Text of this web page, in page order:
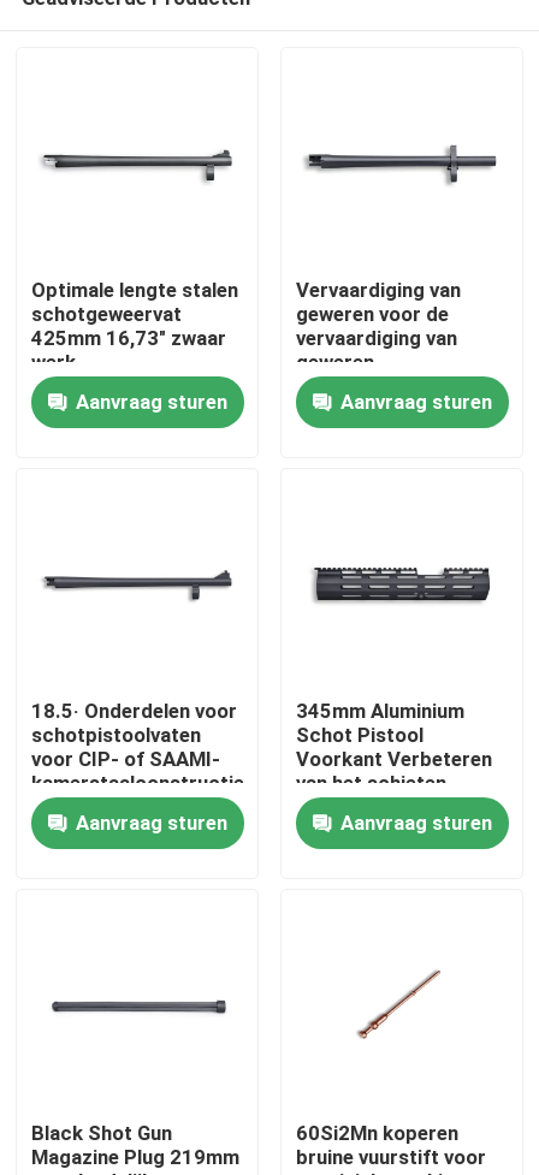
Fabriekstocht
Kwaliteitscontrole
Vraag een offerte
Semi Autojachtgeweren
Optimale lengte stalen
schotgeweervat
425mm 16,73" zwaar
werk
Aanvraag sturen
Vervaardiging van
geweren voor de
vervaardiging van
geweren
Aanvraag sturen
18.5· Onderdelen voor
schotpistoolvaten
voor CIP- of SAAMI-
kamerstaalconstructies
Aanvraag sturen
345mm Aluminium
Schot Pistool
Voorkant Verbeteren
van het schieten
ervaring lichtgewicht
Aanvraag sturen
Black Shot Gun
Magazine Plug 219mm
60Si2Mn koperen
bruine vuurstift voor